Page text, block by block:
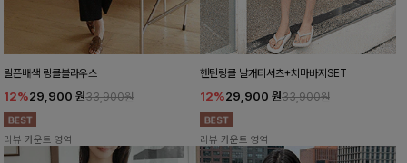
릴픈배색 링클블라우스
12%29,900 원33,900원
리뷰 카운트 영역
헨틴링클 날개티셔츠+치마바지SET
12%29,900 원33,900원
리뷰 카운트 영역